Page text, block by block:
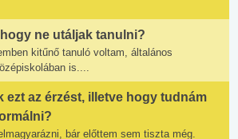
ne utáljak tanulni?
kitűnő tanuló voltam, általános
is....
ezt az érzést, illetve hogy tudnám
bár előttem sem tiszta még.